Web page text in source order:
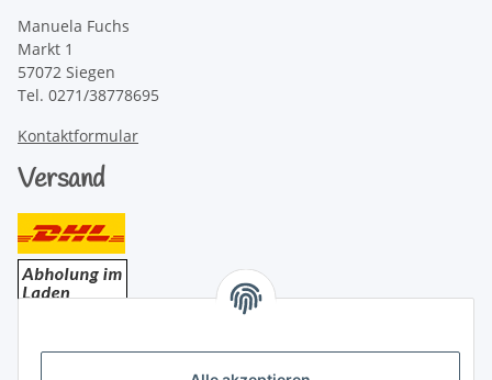
Manuela Fuchs
Markt 1
57072 Siegen
Tel. 0271/38778695
Kontaktformular
Versand